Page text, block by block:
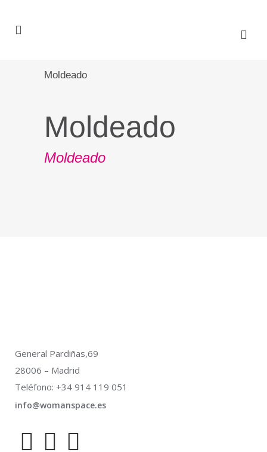
Moldeado
Moldeado
Moldeado
General Pardiñas,69
28006 – Madrid
Teléfono: +34 914 119 051
info@womanspace.es